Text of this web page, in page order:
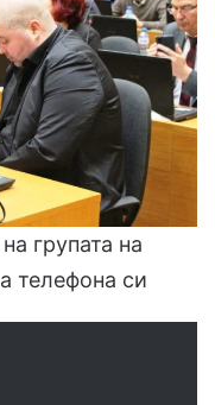
групата на
телефона си